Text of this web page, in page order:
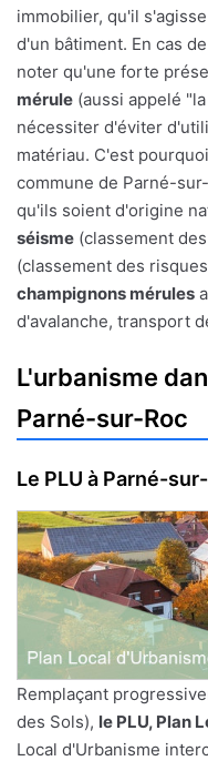
immobilier, qu'il
d'un bâtiment. En cas
noter qu'une forte
mérule (aussi appelé
nécessiter d'éviter
matériau. C'est
commune de Parné-
qu'ils soient d'origine
séisme (classement
(classement des
champignons mérules
d'avalanche, transport
L'urbanisme
Parné-sur-Roc
Le PLU à Parné-
Remplaçant
des Sols), le PLU, Plan
Local d'Urbanisme